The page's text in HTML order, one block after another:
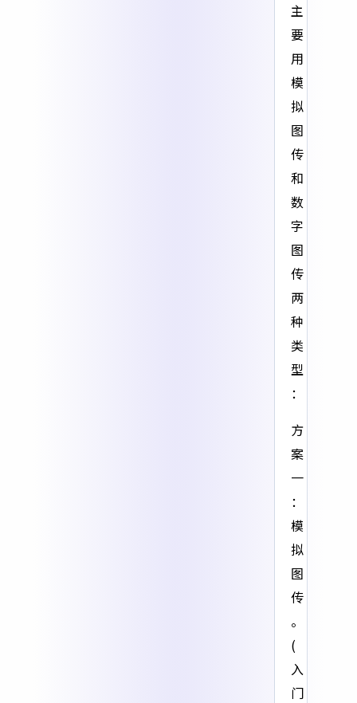
主
要
用
模
拟
图
传
和
数
字
图
传
两
种
类
型
：
方
案
一
：
模
拟
图
传
。
(
入
门